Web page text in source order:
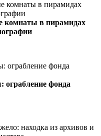
комнаты в пирамидах
ограбление фонда